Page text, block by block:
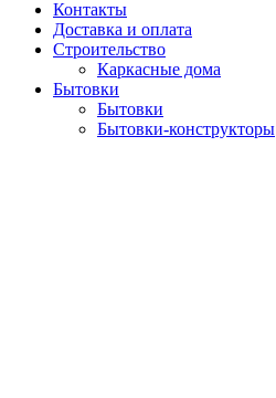
Контакты
Доставка и оплата
Строительство
Каркасные дома
Бытовки
Бытовки
Бытовки-конструкторы